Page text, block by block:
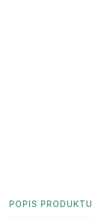
POPIS PRODUKTU